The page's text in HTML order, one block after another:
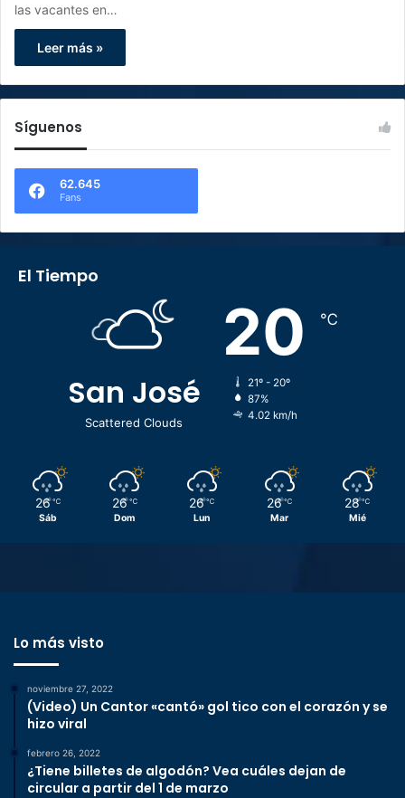
las vacantes en…
Leer más »
Síguenos
62.645
Fans
El Tiempo
San José
Scattered Clouds
20 ℃
21º - 20º
87%
4.02 km/h
26 ℃
Sáb
26 ℃
Dom
26 ℃
Lun
26 ℃
Mar
28 ℃
Mié
Lo más visto
noviembre 27, 2022
(Video) Un Cantor «cantó» gol tico con el corazón y se
hizo viral
febrero 26, 2022
¿Tiene billetes de algodón? Vea cuáles dejan de
circular a partir del 1 de marzo